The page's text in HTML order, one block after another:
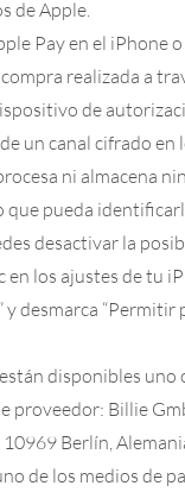
de Apple.
Pay en el iPhone
realizada a
de
un canal cifrado en
ni almacena
que pueda
desactivar la
los ajustes de tu
y desmarca “Permitir
disponibles uno
proveedor: Billie
Berlín,
de los medios de